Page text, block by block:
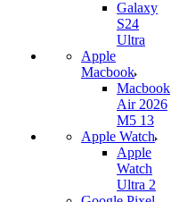
Galaxy
S24
Ultra
Apple
Macbook
Macbook
Air 2026
M5 13
Apple Watch
Apple
Watch
Ultra 2